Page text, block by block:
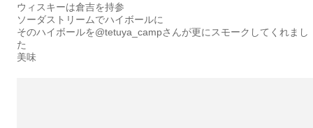
ウィスキーは倉吉を持参
ソーダストリームでハイボールに
そのハイボールを@tetuya_campさんが更にスモークしてくれまし
た
美味